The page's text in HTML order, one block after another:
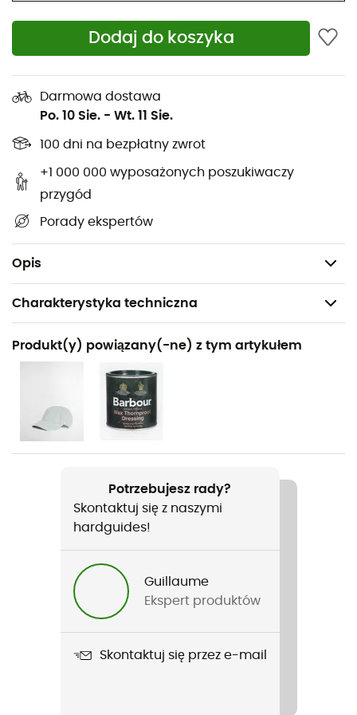
Dodaj do koszyka
Darmowa dostawa
Po. 10 Sie. - Wt. 11 Sie.
100 dni na bezpłatny zwrot
+1 000 000 wyposażonych poszukiwaczy
przygód
Porady ekspertów
Opis
po prostu spacer po mieście z nutką elegancji.
Materiał: 100% woskowana bawełna
Kołnierz: Kołnierz żebrowany z odpinanym
Zapięcie: Zamek błyskawiczny z guzikami
Kieszenie: Przednie kieszenie na zamek i kieszenie
ocieplane
Pasek: Regulowany pasek w talii dla
Konserwacja: Tylko czyszczenie na sucho
Charakterystyka techniczna
Polecane dla
Codzienny użytek
Kobiety
Nazwa produktu
Nieprzemakalność
Water-repellent
Wiatroszczelne
Produkt(y) powiązany(-ne) z tym artykułem
Potrzebujesz rady?
Skontaktuj się z naszymi
hardguides!
Guillaume
Ekspert produktów
Skontaktuj się przez e-mail